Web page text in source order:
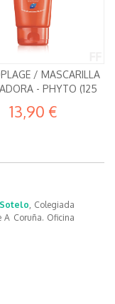
/ MASCARILLA
- PHYTO (125
13,90 €
, Colegiada
A Coruña. Oficina